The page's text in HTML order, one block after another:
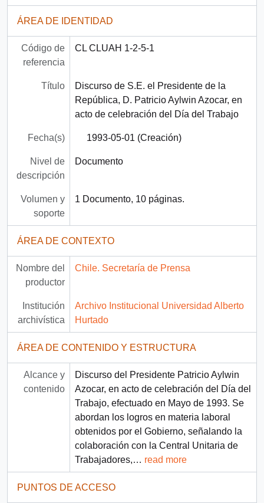
ÁREA DE IDENTIDAD
Código de
referencia
CL CLUAH 1-2-5-1
Título
Discurso de S.E. el Presidente de la
República, D. Patricio Aylwin Azocar, en
acto de celebración del Día del Trabajo
Fecha(s) 1993-05-01 (Creación)
Nivel de
descripción
Documento
Volumen y
soporte
1 Documento, 10 páginas.
ÁREA DE CONTEXTO
Nombre del
productor
Chile. Secretaría de Prensa
Institución
archivística
Archivo Institucional Universidad Alberto
Hurtado
ÁREA DE CONTENIDO Y ESTRUCTURA
Alcance y
contenido
Discurso del Presidente Patricio Aylwin
Azocar, en acto de celebración del Día del
Trabajo, efectuado en Mayo de 1993. Se
abordan los logros en materia laboral
obtenidos por el Gobierno, señalando la
colaboración con la Central Unitaria de
Trabajadores,… read more
PUNTOS DE ACCESO